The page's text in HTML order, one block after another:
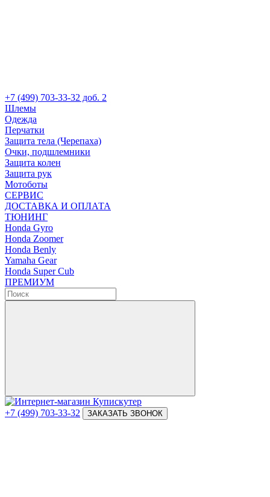
+7 (499) 703-33-32 доб. 2
Шлемы
Одежда
Перчатки
Защита тела (Черепаха)
Очки, подшлемники
Защита колен
Защита рук
Мотоботы
СЕРВИС
ДОСТАВКА И ОПЛАТА
ТЮНИНГ
Honda Gyro
Honda Zoomer
Honda Benly
Yamaha Gear
Honda Super Cub
ПРЕМИУМ
+7 (499) 703-33-32 ЗАКАЗАТЬ ЗВОНОК